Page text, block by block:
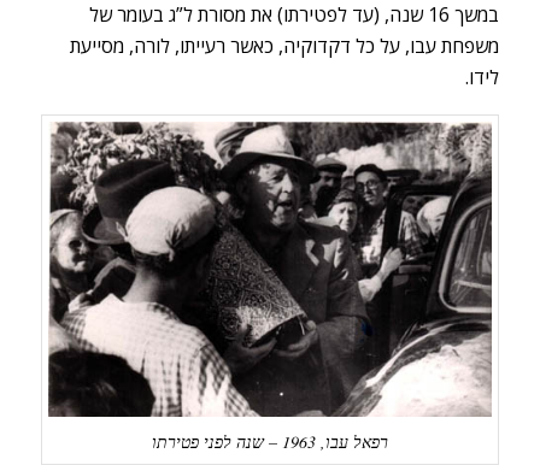
במשך 16 שנה, (עד לפטירתו) את מסורת ל”ג בעומר של
משפחת עבו, על כל דקדוקיה, כאשר רעייתו, לורה, מסייעת
לידו.
רפאל עבו, 1963 – שנה לפני פטירתו